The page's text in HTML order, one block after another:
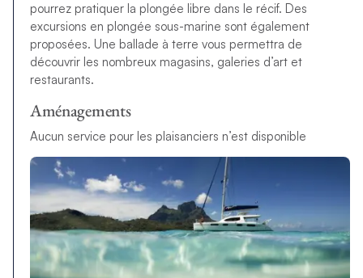
pourrez pratiquer la plongée libre dans le récif. Des
excursions en plongée sous-marine sont également
proposées. Une ballade à terre vous permettra de
découvrir les nombreux magasins, galeries d’art et
restaurants.
Aménagements
Aucun service pour les plaisanciers n’est disponible